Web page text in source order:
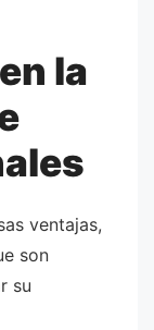
la
ventajas,
son
su